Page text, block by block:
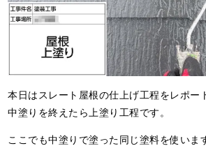
本日はスレート屋根の仕上げ工程をレポー
中塗りを終えたら上塗り工程です。
ここでも中塗りで塗った同じ塗料を使いま